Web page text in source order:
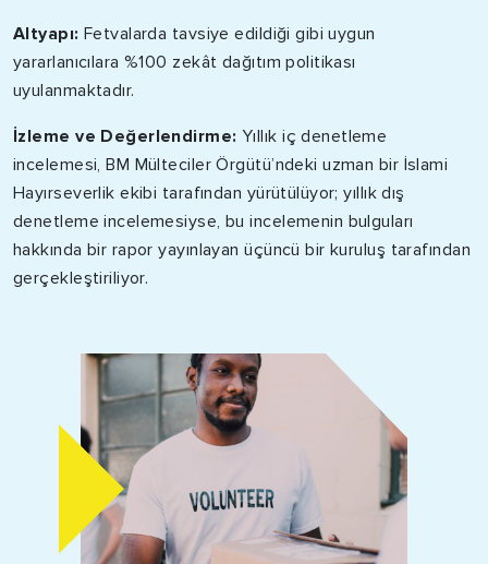
Altyapı: Fetvalarda tavsiye edildiği gibi uygun
yararlanıcılara %100 zekât dağıtım politikası
uyulanmaktadır.
İzleme ve Değerlendirme: Yıllık iç denetleme
incelemesi, BM Mülteciler Örgütü’ndeki uzman bir İslami
Hayırseverlik ekibi tarafından yürütülüyor; yıllık dış
denetleme incelemesiyse, bu incelemenin bulguları
hakkında bir rapor yayınlayan üçüncü bir kuruluş tarafından
gerçekleştiriliyor.